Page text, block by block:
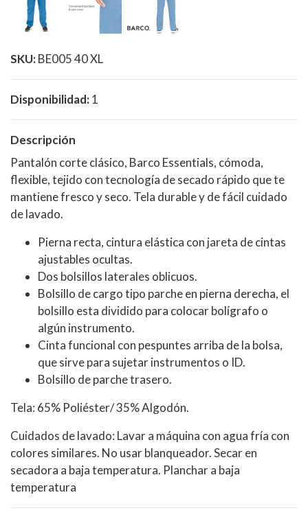
SKU:BE005 40 XL
Disponibilidad:1
Descripción
Pantalón corte clásico, Barco Essentials, cómoda,
flexible, tejido con tecnología de secado rápido que te
mantiene fresco y seco. Tela durable y de fácil cuidado
de lavado.
Pierna recta, cintura elástica con jareta de cintas
ajustables ocultas.
Dos bolsillos laterales oblicuos.
Bolsillo de cargo tipo parche en pierna derecha, el
bolsillo esta dividido para colocar bolígrafo o
algún instrumento.
Cinta funcional con pespuntes arriba de la bolsa,
que sirve para sujetar instrumentos o ID.
Bolsillo de parche trasero.
Tela: 65% Poliéster/ 35% Algodón.
Cuidados de lavado: Lavar a máquina con agua fría con
colores similares. No usar blanqueador. Secar en
secadora a baja temperatura. Planchar a baja
temperatura